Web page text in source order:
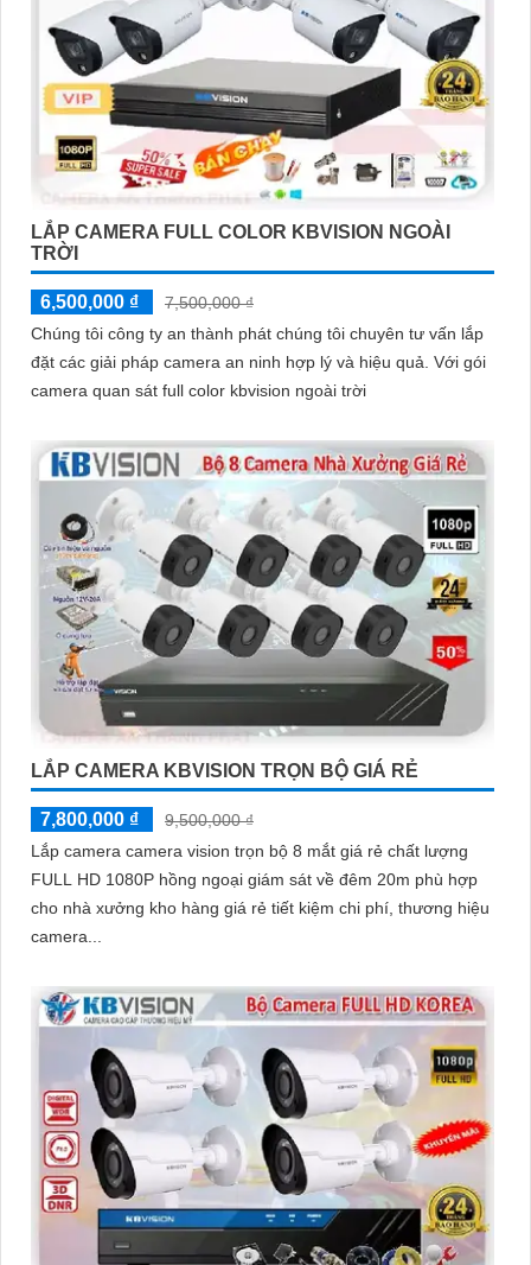
LẮP CAMERA FULL COLOR KBVISION NGOÀI
TRỜI
6,500,000 ₫
7,500,000 ₫
Chúng tôi công ty an thành phát chúng tôi chuyên tư vấn lắp
đặt các giải pháp camera an ninh hợp lý và hiệu quả. Với gói
camera quan sát full color kbvision ngoài trời
LẮP CAMERA KBVISION TRỌN BỘ GIÁ RẺ
7,800,000 ₫
9,500,000 ₫
Lắp camera camera vision trọn bộ 8 mắt giá rẻ chất lượng
FULL HD 1080P hồng ngoại giám sát về đêm 20m phù hợp
cho nhà xưởng kho hàng giá rẻ tiết kiệm chi phí, thương hiệu
camera...